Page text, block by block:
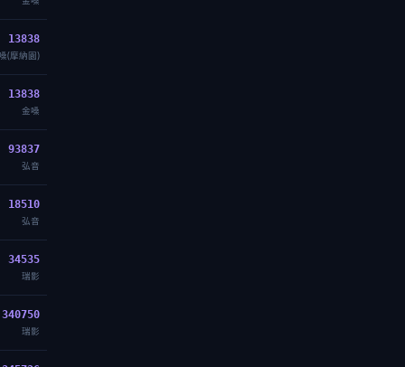
13838
(摩納園)
13838
金嗓
93837
弘音
18510
弘音
34535
瑞影
340750
瑞影